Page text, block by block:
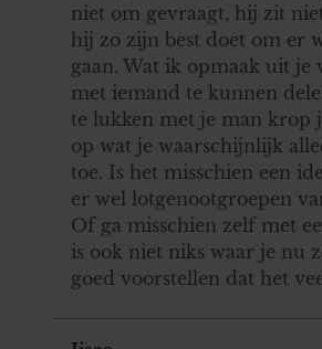
niet om gevraagt, hij zit
hij zo zijn best doet om er
gaan. Wat ik opmaak uit je
met iemand te kunnen
te lukken met je man krop
op wat je waarschijnlijk
toe. Is het misschien een
er wel lotgenootgroepen
Of ga misschien zelf met
is ook niet niks waar je nu
goed voorstellen dat het